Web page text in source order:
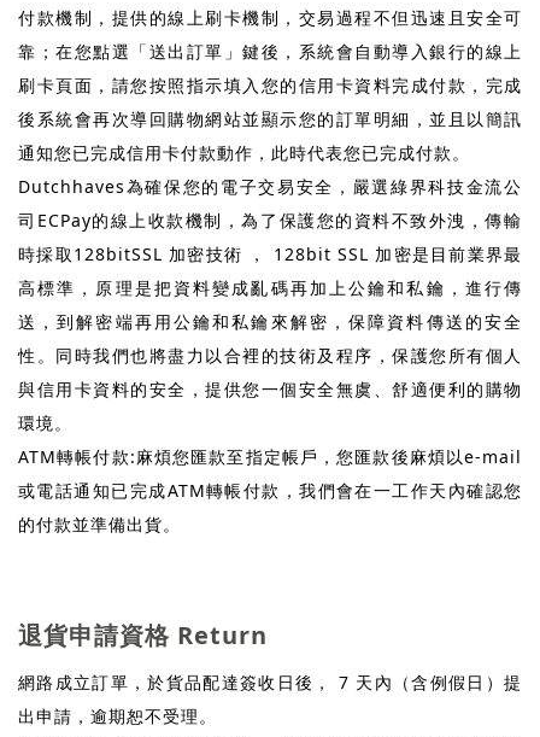
付款機制，提供的線上刷卡機制，交易過程不但迅速且安全可
靠；在您點選「送出訂單」鍵後，系統會自動導入銀行的線上
刷卡頁面，請您按照指示填入您的信用卡資料完成付款，完成
後系統會再次導回購物網站並顯示您的訂單明細，並且以簡訊
通知您已完成信用卡付款動作，此時代表您已完成付款。
Dutchhaves為確保您的電子交易安全，嚴選綠界科技金流公
司ECPay的線上收款機制，為了保護您的資料不致外洩，傳輸
時採取128bitSSL 加密技術 ， 128bit SSL 加密是目前業界最
高標準，原理是把資料變成亂碼再加上公鑰和私鑰，進行傳
送，到解密端再用公鑰和私鑰來解密，保障資料傳送的安全
性。同時我們也將盡力以合裡的技術及程序，保護您所有個人
與信用卡資料的安全，提供您一個安全無虞、舒適便利的購物
環境。
ATM轉帳付款:麻煩您匯款至指定帳戶，您匯款後麻煩以e-mail
或電話通知已完成ATM轉帳付款，我們會在一工作天內確認您
的付款並準備出貨。
退貨申請資格 Return
網路成立訂單，於貨品配達簽收日後， 7 天內（含例假日）提
出申請，逾期恕不受理。